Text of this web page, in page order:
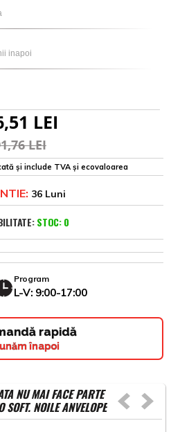
inapoi
LEI
LEI
și include TVA și ecovaloarea
36 Luni
STOC: 0
Program
L-V: 9:00-17:00
rapidă
înapoi
NU MAI FACE PARTE
SOFT. NOILE ANVELOPE